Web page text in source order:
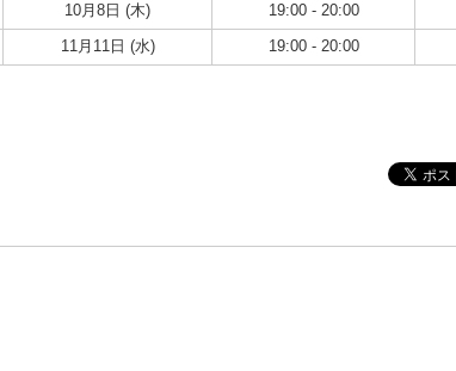
10月8日 (木)
19:00 - 20:00
11月11日 (水)
19:00 - 20:00